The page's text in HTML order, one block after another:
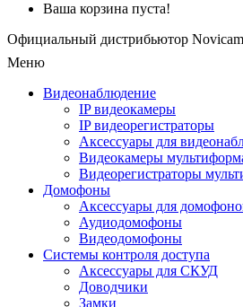
Ваша корзина пуста!
Официальный дистрибьютор Novicam
Меню
Видеонаблюдение
IP видеокамеры
IP видеорегистраторы
Аксессуары для
Видеокамеры
Видеорегистраторы
Домофоны
Аксессуары для
Аудиодомофоны
Видеодомофоны
Системы контроля доступа
Аксессуары для СКУД
Доводчики
Замки